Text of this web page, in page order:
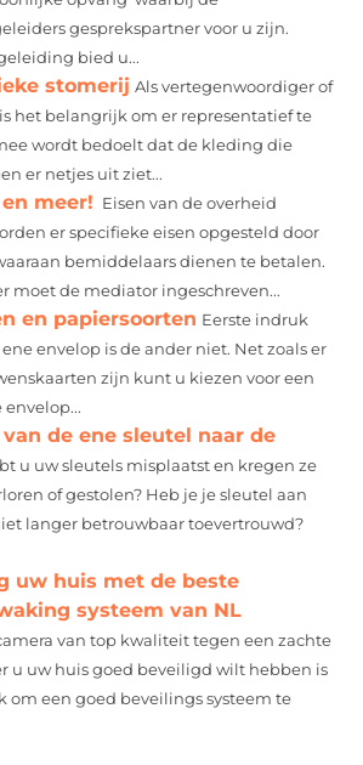
gesprekspartner voor u zijn.
bied u...
stomerij Als vertegenwoordiger of
het belangrijk om er representatief te
wordt bedoelt dat de kleding die
er netjes uit ziet...
meer! Eisen van de overheid
er specifieke eisen opgesteld door
bemiddelaars dienen te betalen.
moet de mediator ingeschreven...
en papiersoorten Eerste indruk
envelop is de ander niet. Net zoals er
zijn kunt u kiezen voor een
de ene sleutel naar de
u uw sleutels misplaatst en kregen ze
of gestolen? Heb je je sleutel aan
langer betrouwbaar toevertrouwd?
uw huis met de beste
systeem van NL
van top kwaliteit tegen een zachte
u uw huis goed beveiligd wilt hebben is
om een goed beveilings systeem te